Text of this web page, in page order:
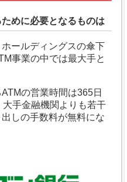
めに必要となるものは
ールディングスの傘下
事業の中では最大手と
の営業時間は365日
手金融機関よりも若干
しの手数料が無料にな